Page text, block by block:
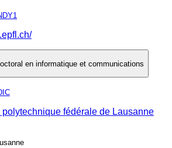
en informatique et communications